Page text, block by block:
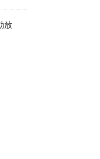
放